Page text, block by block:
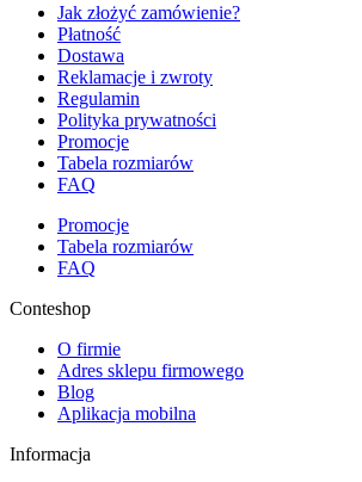
Jak złożyć zamówienie?
Płatność
Dostawa
Reklamacje i zwroty
Regulamin
Polityka prywatności
Promocje
Tabela rozmiarów
FAQ
Promocje
Tabela rozmiarów
FAQ
Conteshop
O firmie
Adres sklepu firmowego
Blog
Aplikacja mobilna
Informacja